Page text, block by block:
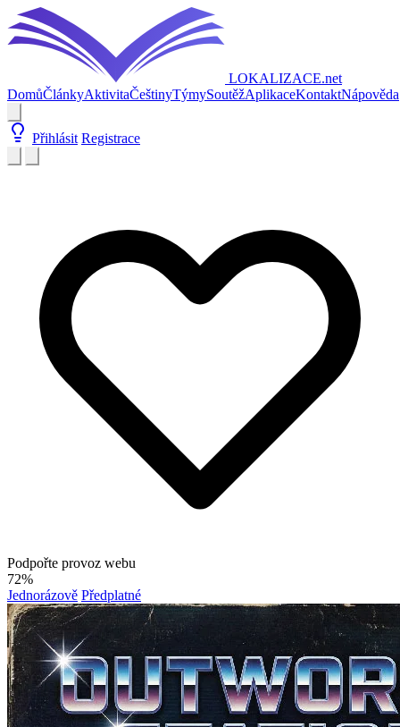
LOKALIZACE.net
DomůČlánkyAktivitaČeštinyTýmySoutěžAplikaceKontaktNápověda
Přihlásit Registrace
Podpořte provoz webu
72%
Jednorázově Předplatné